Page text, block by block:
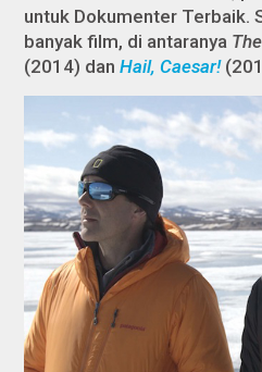
untuk Dokumenter Terbaik.
banyak film, di antaranya
(2014) danHail, Caesar!